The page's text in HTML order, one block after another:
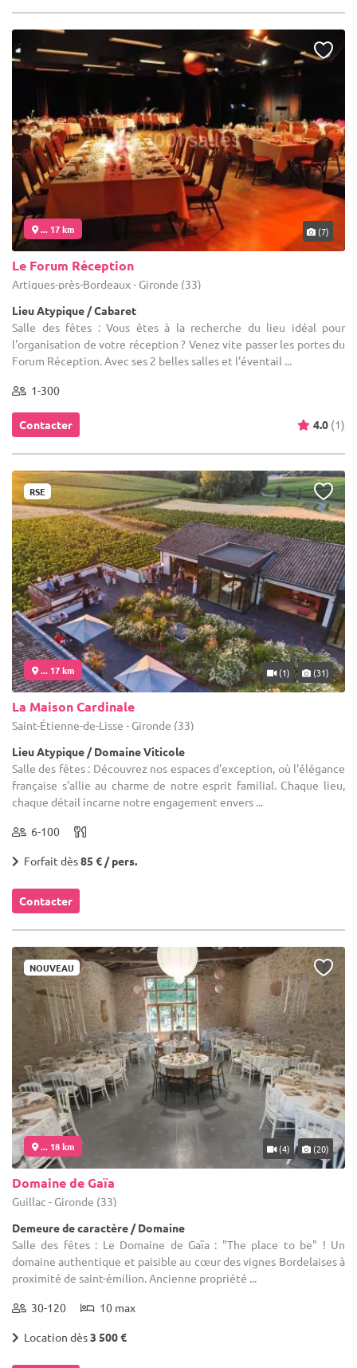
... 17 km (7)
Le Forum Réception
Artigues-près-Bordeaux - Gironde (33)
Lieu Atypique / Cabaret
Salle des fêtes : Vous êtes à la recherche du lieu idéal pour
l'organisation de votre réception ? Venez vite passer les portes du
Forum Réception. Avec ses 2 belles salles et l'éventail ...
1-300
Contacter 4.0 (1)
RSE
... 17 km (1) (31)
La Maison Cardinale
Saint-Étienne-de-Lisse - Gironde (33)
Lieu Atypique / Domaine Viticole
Salle des fêtes : Découvrez nos espaces d'exception, où l'élégance
française s'allie au charme de notre esprit familial. Chaque lieu,
chaque détail incarne notre engagement envers ...
6-100
Forfait dès85 € / pers.
Contacter
NOUVEAU
... 18 km (4) (20)
Domaine de Gaïa
Guillac - Gironde (33)
Demeure de caractère / Domaine
Salle des fêtes : Le Domaine de Gaïa : "The place to be" ! Un
domaine authentique et paisible au cœur des vignes Bordelaises à
proximité de saint-émilion. Ancienne propriété ...
30-120 10 max
Location dès3 500 €